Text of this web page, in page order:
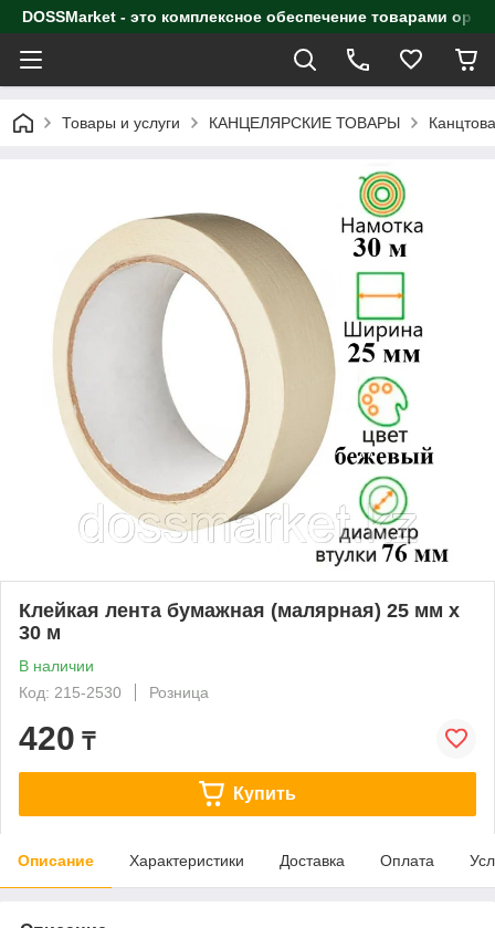
DOSSMarket - это комплексное обеспечение товарами
Товары и услуги КАНЦЕЛЯРСКИЕ ТОВАРЫ
Клейкая лента бумажная (малярная) 25 мм х
30 м
В наличии
Код: 215-2530
Розница
420 ₸
Купить
Описание Характеристики Доставка Оплата